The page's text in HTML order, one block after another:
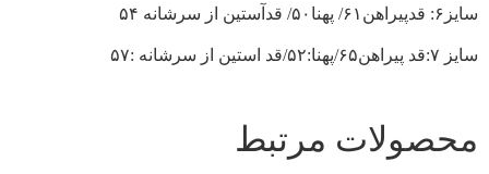
سایز۶: قدپیراهن۶۱/ پهنا۵۰/ قدآستین از سرشانه ۵۴
سایز ۷:قد پیراهن۶۵/پهنا:۵۲/قد استین از سرشانه :۵۷
محصولات مرتبط